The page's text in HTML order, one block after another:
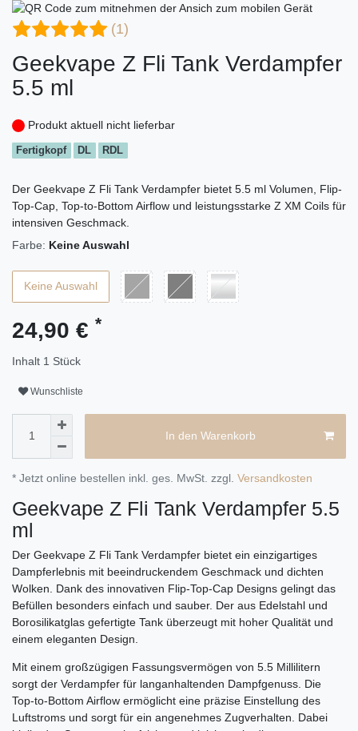
(1)
Geekvape Z Fli Tank Verdampfer
5.5 ml
Produkt aktuell nicht lieferbar
Fertigkopf DL RDL
Der Geekvape Z Fli Tank Verdampfer bietet 5.5 ml Volumen, Flip-
Top-Cap, Top-to-Bottom Airflow und leistungsstarke Z XM Coils für
intensiven Geschmack.
Farbe: Keine Auswahl
Keine Auswahl
24,90 € *
Inhalt 1 Stück
Wunschliste
In den Warenkorb
* Jetzt online bestellen inkl. ges. MwSt. zzgl. Versandkosten
Geekvape Z Fli Tank Verdampfer 5.5
ml
Der Geekvape Z Fli Tank Verdampfer bietet ein einzigartiges
Dampferlebnis mit beeindruckendem Geschmack und dichten
Wolken. Dank des innovativen Flip-Top-Cap Designs gelingt das
Befüllen besonders einfach und sauber. Der aus Edelstahl und
Borosilikatglas gefertigte Tank überzeugt mit hoher Qualität und
einem eleganten Design.
Mit einem großzügigen Fassungsvermögen von 5.5 Millilitern
sorgt der Verdampfer für langanhaltenden Dampfgenuss. Die
Top-to-Bottom Airflow ermöglicht eine präzise Einstellung des
Luftstroms und sorgt für ein angenehmes Zugverhalten. Dabei